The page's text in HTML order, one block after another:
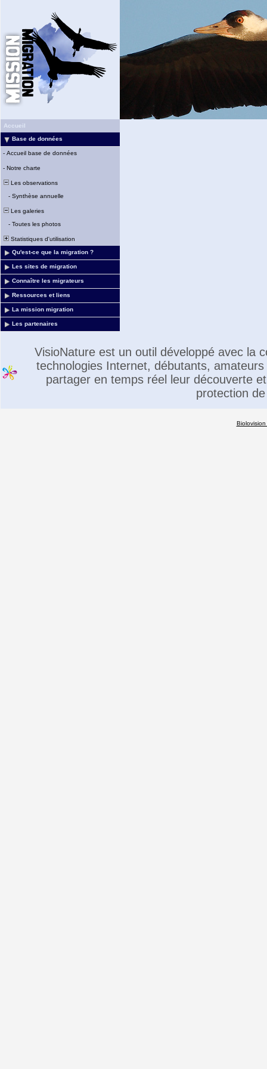
Accueil
Base de données
- Accueil base de données
- Notre charte
Les observations
- Synthèse annuelle
Les galeries
- Toutes les photos
Statistiques d'utilisation
Qu'est-ce que la migration ?
Les sites de migration
Connaître les migrateurs
Ressources et liens
La mission migration
Les partenaires
VisioNature est un outil développé avec la
technologies Internet, débutants,
partager en temps réel leur découverte
protection
Biolovision